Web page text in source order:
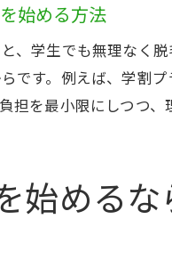
効果
始める方法
、学生でも無理なく
です。例えば、学割
担を最小限にしつつ、
始める